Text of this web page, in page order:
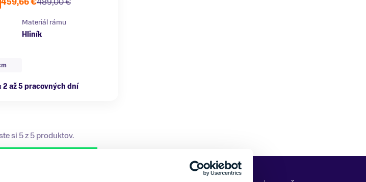
Materiál rámu
Hliník
2 až 5 pracovných dní
si 5 z 5 produktov.